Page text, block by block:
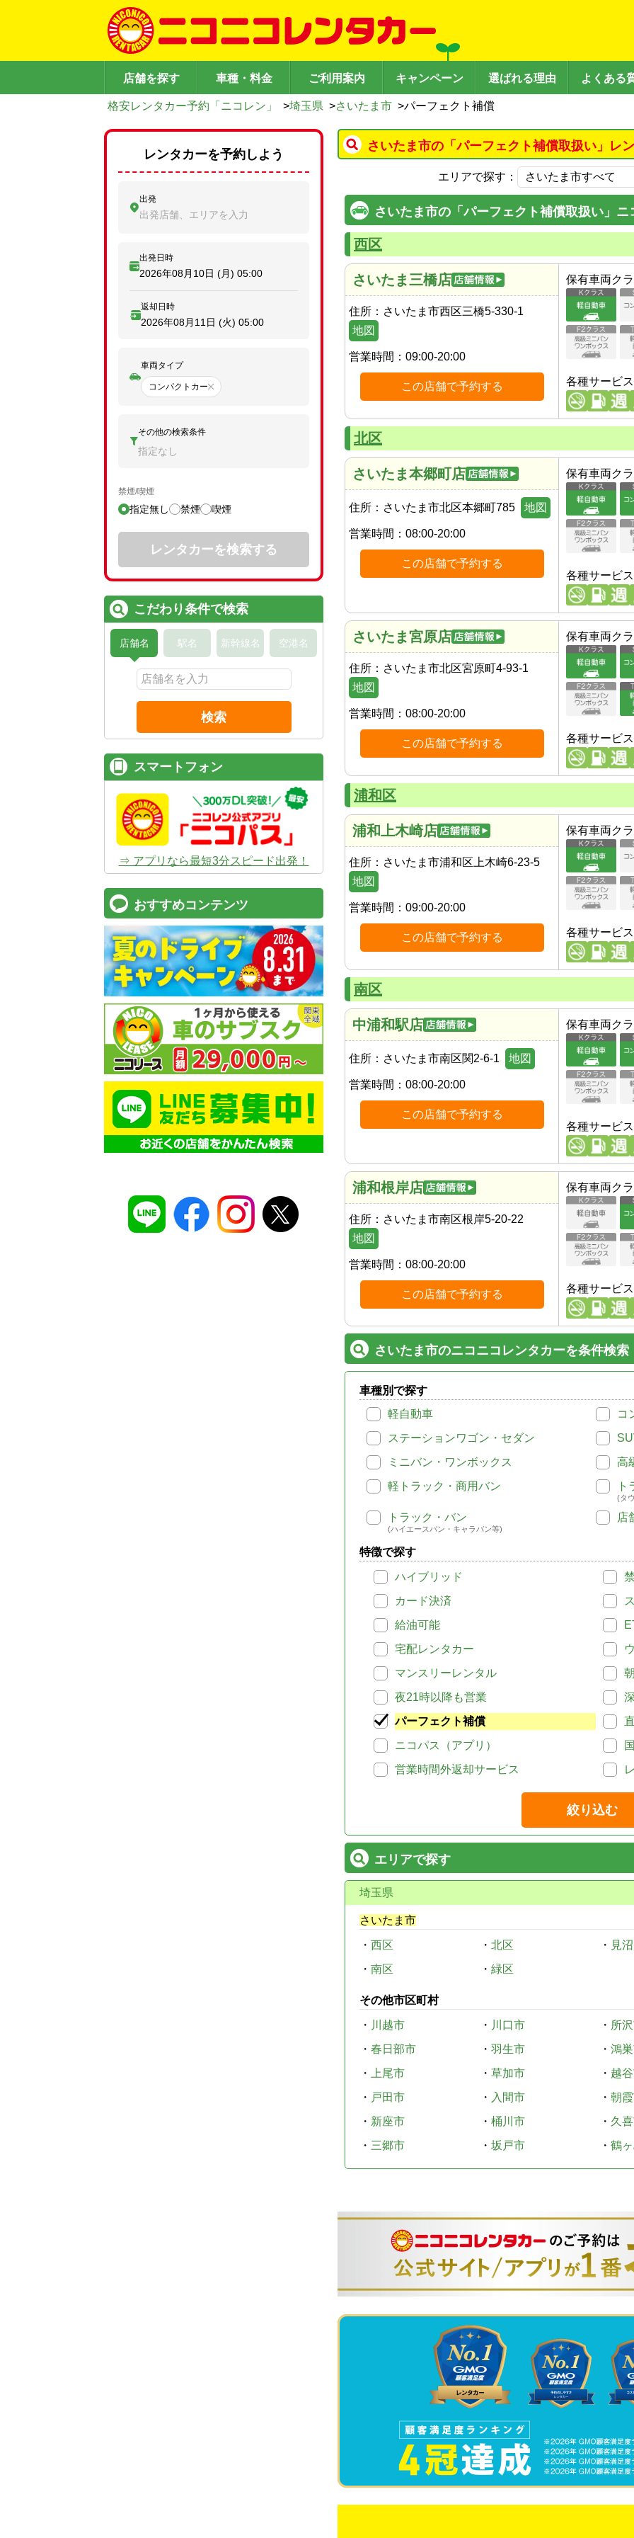
店舗を探す 車種・料金 ご利用案内 キャンペーン 選ばれる理由 よくある
格安レンタカー予約「ニコレン」 >埼玉県 >さいたま市 >パーフェクト補償
さいたま市の「パーフェクト補償取扱い」レ
エリアで探す：
さいたま市の「パーフェクト補償取扱い」
西区
さいたま三橋店
住所： さいたま市西区三橋5-330-1
地図
営業時間： 09:00-20:00
この店舗で予約する
保有車両ク
各種サービス
北区
さいたま本郷町店
住所： さいたま市北区本郷町785 地図
営業時間： 08:00-20:00
この店舗で予約する
保有車両ク
各種サービス
さいたま宮原店
住所： さいたま市北区宮原町4-93-1
地図
営業時間： 08:00-20:00
この店舗で予約する
保有車両ク
各種サービス
浦和区
浦和上木崎店
住所： さいたま市浦和区上木崎6-23-5
地図
営業時間： 09:00-20:00
この店舗で予約する
保有車両ク
各種サービス
南区
中浦和駅店
住所： さいたま市南区関2-6-1 地図
営業時間： 08:00-20:00
この店舗で予約する
保有車両ク
各種サービス
浦和根岸店
住所： さいたま市南区根岸5-20-22
地図
営業時間： 08:00-20:00
この店舗で予約する
保有車両ク
各種サービス
さいたま市のニコニコレンタカーを条件検索
車種別で探す
軽自動車
コ
ステーションワゴン・セダン
ミニバン・ワンボックス
高
軽トラック・商用バン
ト
(タ
トラック・バン
(ハイエースバン・キャラバン等)
店
特徴で探す
ハイブリッド
カード決済
給油可能
宅配レンタカー
マンスリーレンタル
夜21時以降も営業
パーフェクト補償
ニコパス（アプリ）
営業時間外返却サービス
絞り込む
エリアで探す
埼玉県
さいたま市
・ 西区 ・ 北区 ・ 見
・ 南区 ・ 緑区
その他市区町村
・ 川越市 ・ 川口市 ・ 所
・ 春日部市 ・ 羽生市 ・ 鴻
・ 上尾市 ・ 草加市 ・ 越
・ 戸田市 ・ 入間市 ・ 朝
・ 新座市 ・ 桶川市 ・ 久
・ 三郷市 ・ 坂戸市 ・ 鶴
レンタカーを予約しよう
出発
出発店舗、エリアを入力
出発日時
2026年08月10日 (月) 05:00
返却日時
2026年08月11日 (火) 05:00
車両タイプ
コンパクトカー
その他の検索条件
指定なし
禁煙/喫煙
指定無し 禁煙 喫煙
レンタカーを検索する
こだわり条件で検索
店舗名 駅名 新幹線名 空港名
検索
スマートフォン
⇒ アプリなら最短3分スピード出発！
おすすめコンテンツ